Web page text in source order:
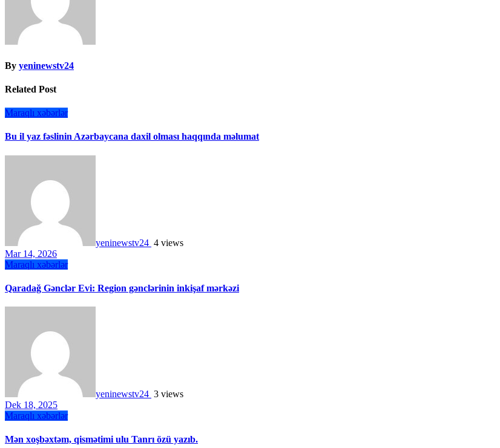
By yeninewstv24
Related Post
Maraqlı xəbərlər
Bu il yaz fəslinin Azərbaycana daxil olması haqqında məlumat
yeninewstv24 4 views
Mar 14, 2026
Maraqlı xəbərlər
Qaradağ Gənclər Evi: Region gənclərinin inkişaf mərkəzi
yeninewstv24 3 views
Dek 18, 2025
Maraqlı xəbərlər
Mən xoşbəxtəm, qismətimi ulu Tanrı özü yazıb.